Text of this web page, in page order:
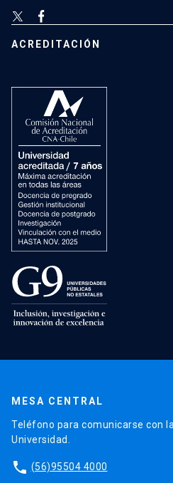
ACREDITACIÓN
MESA CENTRAL
Teléfono para comunicarse con
Universidad.
phone (56)95504 4000